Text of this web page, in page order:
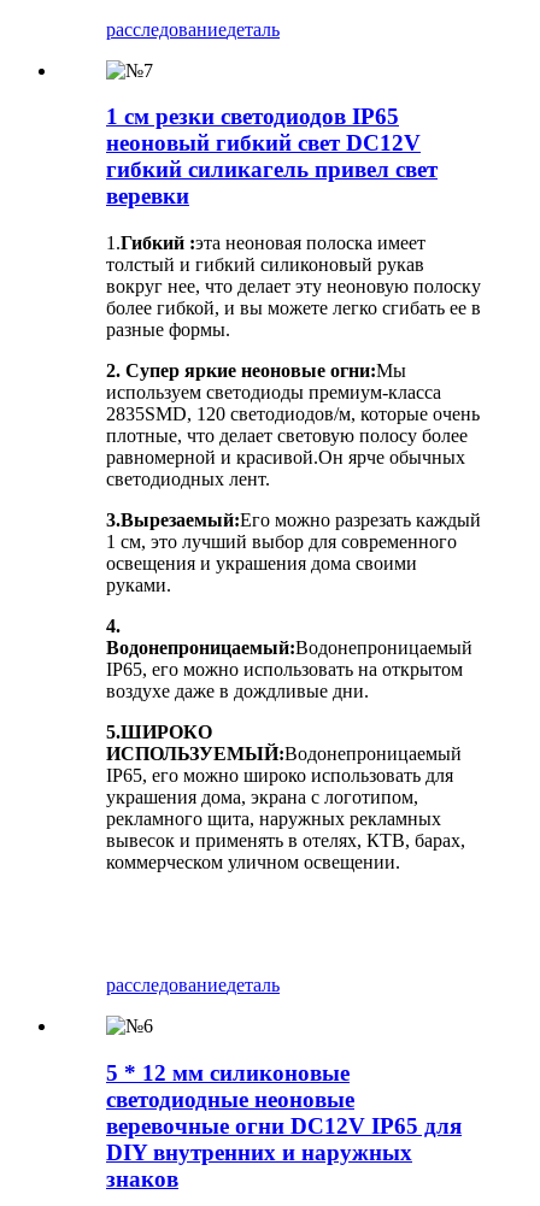
расследованиедеталь
1 см резки светодиодов IP65
неоновый гибкий свет DC12V
гибкий силикагель привел свет
веревки
1.Гибкий :эта неоновая полоска имеет
толстый и гибкий силиконовый рукав
вокруг нее, что делает эту неоновую полоску
более гибкой, и вы можете легко сгибать ее в
разные формы.
2. Супер яркие неоновые огни:Мы
используем светодиоды премиум-класса
2835SMD, 120 светодиодов/м, которые очень
плотные, что делает световую полосу более
равномерной и красивой.Он ярче обычных
светодиодных лент.
3.Вырезаемый:Его можно разрезать каждый
1 см, это лучший выбор для современного
освещения и украшения дома своими
руками.
4.
Водонепроницаемый:Водонепроницаемый
IP65, его можно использовать на открытом
воздухе даже в дождливые дни.
5.ШИРОКО
ИСПОЛЬЗУЕМЫЙ:Водонепроницаемый
IP65, его можно широко использовать для
украшения дома, экрана с логотипом,
рекламного щита, наружных рекламных
вывесок и применять в отелях, КТВ, барах,
коммерческом уличном освещении.
расследованиедеталь
5 * 12 мм силиконовые
светодиодные неоновые
веревочные огни DC12V IP65 для
DIY внутренних и наружных
знаков